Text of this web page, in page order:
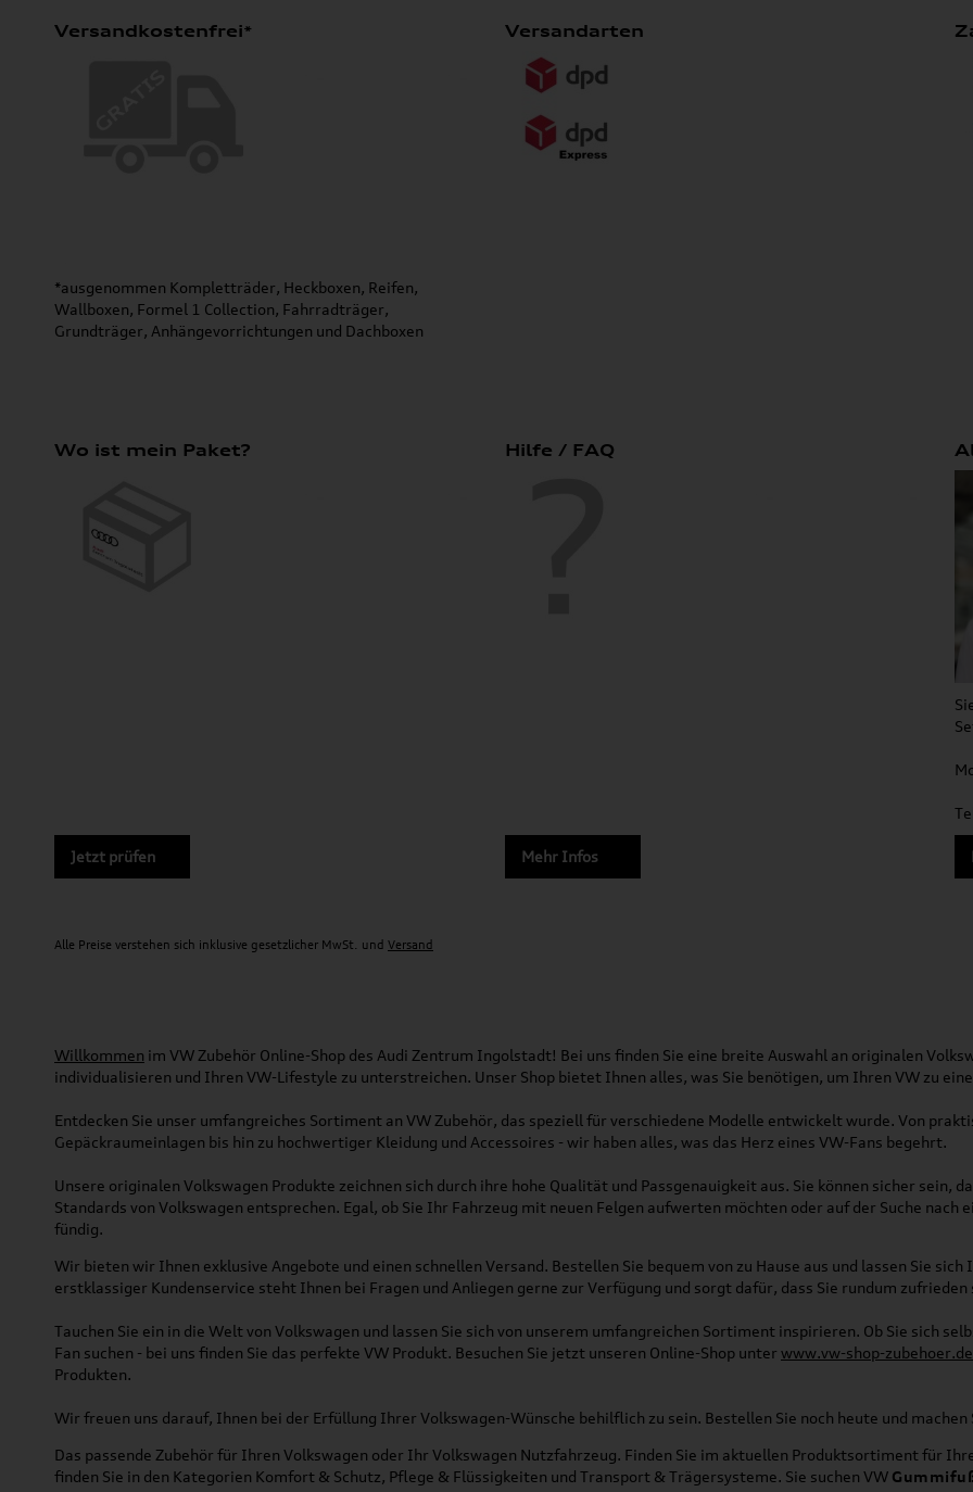
Versandkostenfrei*
*ausgenommen Kompletträder, Heckboxen, Reifen,
Wallboxen, Formel 1 Collection, Fahrradträger,
Grundträger, Anhängevorrichtungen und Dachboxen
Versandarten
Wo ist mein Paket?
Jetzt prüfen
Hilfe / FAQ
Mehr Infos
Alle Preise verstehen sich inklusive gesetzlicher MwSt. und Versand
Willkommen im VW Zubehör Online-Shop des Audi Zentrum Ingolstadt! Bei uns finden Sie eine breite Auswahl an originalen
individualisieren und Ihren VW-Lifestyle zu unterstreichen. Unser Shop bietet Ihnen alles, was Sie benötigen, um Ihren VW zu
Entdecken Sie unser umfangreiches Sortiment an VW Zubehör, das speziell für verschiedene Modelle entwickelt wurde. Von
Gepäckraumeinlagen bis hin zu hochwertiger Kleidung und Accessoires - wir haben alles, was das Herz eines VW-Fans begehrt.
Unsere originalen Volkswagen Produkte zeichnen sich durch ihre hohe Qualität und Passgenauigkeit aus. Sie können sicher sein,
Standards von Volkswagen entsprechen. Egal, ob Sie Ihr Fahrzeug mit neuen Felgen aufwerten möchten oder auf der Suche nach
fündig.
Wir bieten wir Ihnen exklusive Angebote und einen schnellen Versand. Bestellen Sie bequem von zu Hause aus und lassen Sie
erstklassiger Kundenservice steht Ihnen bei Fragen und Anliegen gerne zur Verfügung und sorgt dafür, dass Sie rundum zufrieden
Tauchen Sie ein in die Welt von Volkswagen und lassen Sie sich von unserem umfangreichen Sortiment inspirieren. Ob Sie sich
Fan suchen - bei uns finden Sie das perfekte VW Produkt. Besuchen Sie jetzt unseren Online-Shop unter www.vw-shop-zubehoer.de
Produkten.
Wir freuen uns darauf, Ihnen bei der Erfüllung Ihrer Volkswagen-Wünsche behilflich zu sein. Bestellen Sie noch heute und
Das passende Zubehör für Ihren Volkswagen oder Ihr Volkswagen Nutzfahrzeug. Finden Sie im aktuellen Produktsortiment für
finden Sie in den Kategorien Komfort & Schutz, Pflege & Flüssigkeiten und Transport & Trägersysteme. Sie suchen VW